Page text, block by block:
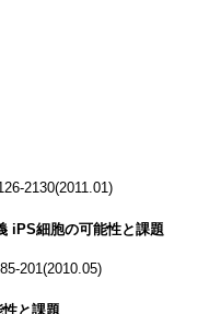
2130(2011.01)
iPS細胞の可能性と課題
201(2010.05)
と課題